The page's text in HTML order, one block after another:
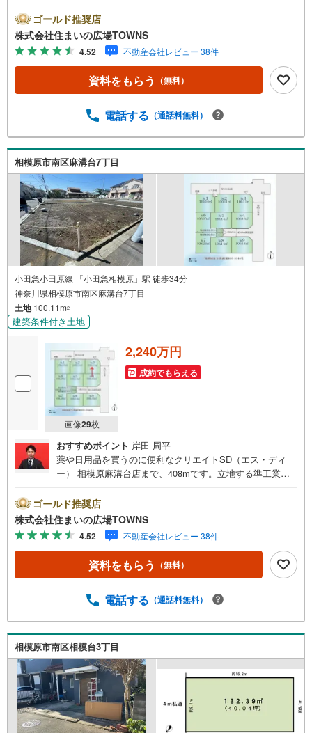
めです。土地面積は257.84平米（公簿）となっておりま
す。傾斜地より建築が楽な平坦地です。コチラの土地は売
地となっており、土地購入予定の方にお勧めです。【年中
無休/9:00～21:00】人気物件は特にお問い合わせが集中す
るため、お早めにお電話下さい。「室内・現地を見学す
る」ボタンよりご予約頂くとご見学がスムーズです。■その
ライフプランのシミュレーション■住まいの広場TOWNSか
った物件をご紹介させて頂きます！ /他社様掲載物件も併せ
てご紹介可能ですのでお気軽にお問い合わせ下さい♪駐車
場もございますので、お車でのお越しも大歓迎です！
ゴールド推奨店
株式会社住まいの広場TOWNS
4.52 不動産会社レビュー 38件
資料をもらう （無料）
電話する （通話料無料）
相模原市南区麻溝台7丁目
小田急小田原線 「小田急相模原」駅 徒歩34分
神奈川県相模原市南区麻溝台7丁目
土地100.11m2
建築条件付き土地
画像29枚
2,240万円
成約でもらえる
おすすめポイント 岸田 周平
薬や日用品を買うのに便利なクリエイトSD（エス・ディ
ー） 相模原麻溝台店まで、408mです。立地する準工業地
性・環境悪化が大きい工場のほかはほとんど建てられる地
域です。土地の購入をご検討の方にお勧めの売地となって
います。土地面積は100.11平米（公簿）でイチオシ。周囲
の環境もきっと満足して頂ける住宅用地です。ぜひご覧く
ださい。【年中無休/9:00～21:00】人気物件は特にお問い
合わせが集中するため、お早めにお電話下さい。「室内・
ズです。■その他、各種ご相談も承っております。○住宅ロ
広場TOWNSからお客様へ経験豊富なスタッフが親身になっ
てお客様に合った物件をご紹介させて頂きます！ /他社様掲
載物件も併せてご紹介可能ですのでお気軽にお問い合わせ
下さい♪駐車場もございますので、お車でのお越しも大歓
迎です！
ゴールド推奨店
株式会社住まいの広場TOWNS
4.52 不動産会社レビュー 38件
資料をもらう （無料）
電話する （通話料無料）
相模原市南区相模台3丁目